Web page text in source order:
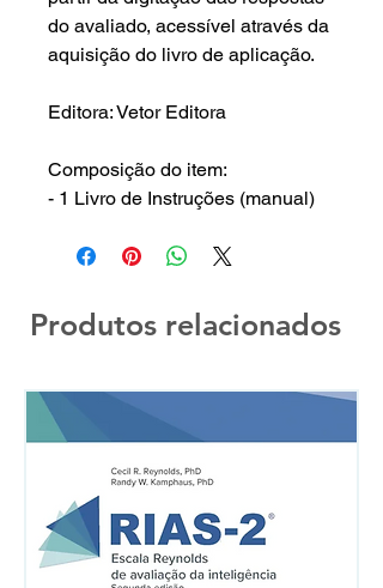
do avaliado, acessível através da
aquisição do livro de aplicação.
Editora: Vetor Editora
Composição do item:
- 1 Livro de Instruções (manual)
Produtos relacionados